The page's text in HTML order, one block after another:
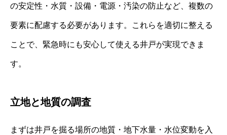
の安定性・水質・設備・電源・汚染の防止など、複数の
要素に配慮する必要があります。これらを適切に整える
ことで、緊急時にも安心して使える井戸が実現できま
す。
立地と地質の調査
まずは井戸を掘る場所の地質・地下水量・水位変動を入